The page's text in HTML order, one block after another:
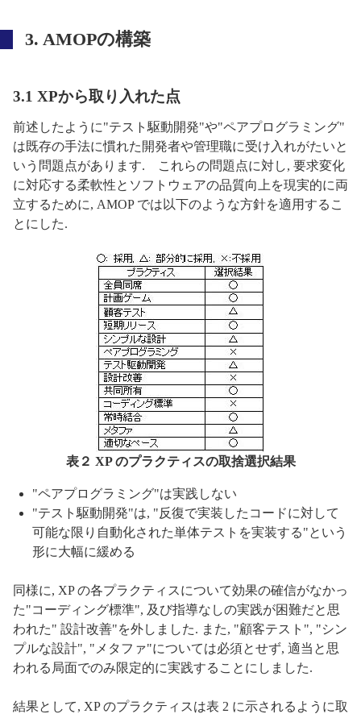
3. AMOPの構築
3.1 XPから取り入れた点
前述したように"テスト駆動開発"や"ペアプログラミング"
は既存の手法に慣れた開発者や管理職に受け入れがたいと
いう問題点があります. これらの問題点に対し, 要求変化
に対応する柔軟性とソフトウェアの品質向上を現実的に両
立するために, AMOP では以下のような方針を適用するこ
とにした.
表２ XP のプラクティスの取捨選択結果
"ペアプログラミング"は実践しない
"テスト駆動開発"は, "反復で実装したコードに対して
可能な限り自動化された単体テストを実装する"という
形に大幅に緩める
同様に, XP の各プラクティスについて効果の確信がなかっ
た"コーディング標準", 及び指導なしの実践が困難だと思
われた" 設計改善"を外しました. また, "顧客テスト", "シン
プルな設計", "メタファ"については必須とせず, 適当と思
われる局面でのみ限定的に実践することにしました.
結果として, XP のプラクティスは表 2 に示されるように取